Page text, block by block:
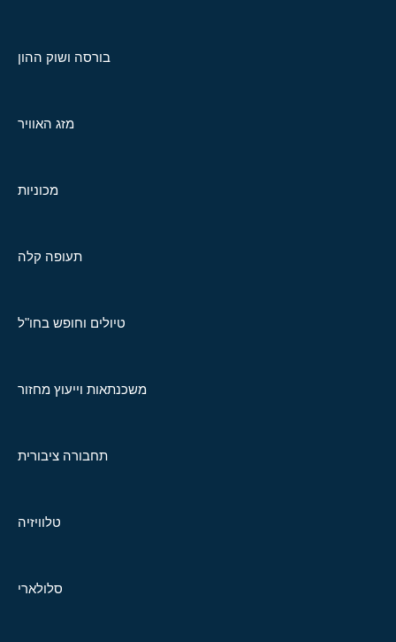
בורסה ושוק ההון
מזג האוויר
מכוניות
תעופה קלה
טיולים וחופש בחו"ל
משכנתאות וייעוץ מחזור
תחבורה ציבורית
טלוויזיה
סלולארי